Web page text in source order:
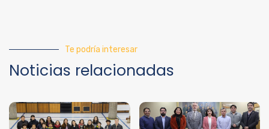
Te podría interesar
Noticias relacionadas